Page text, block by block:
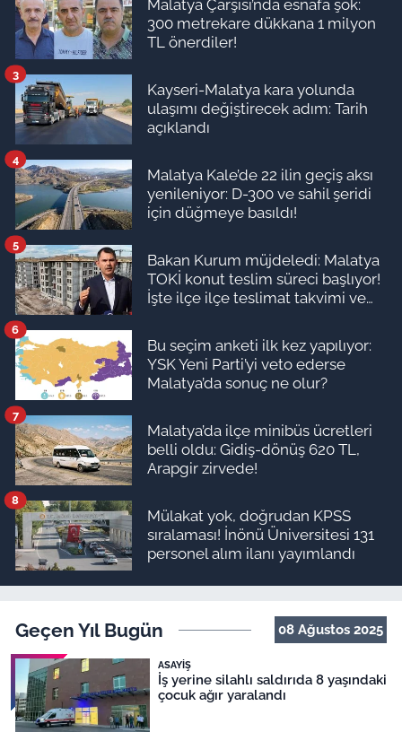
Malatya Çarşısı’nda esnafa şok:
300 metrekare dükkana 1 milyon
TL önerdiler!
Kayseri-Malatya kara yolunda
ulaşımı değiştirecek adım: Tarih
açıklandı
3
Malatya Kale’de 22 ilin geçiş aksı
yenileniyor: D-300 ve sahil şeridi
için düğmeye basıldı!
4
Bakan Kurum müjdeledi: Malatya
TOKİ konut teslim süreci başlıyor!
İşte ilçe ilçe teslimat takvimi ve
5
Bu seçim anketi ilk kez yapılıyor:
YSK Yeni Parti’yi veto ederse
Malatya’da sonuç ne olur?
6
Malatya’da ilçe minibüs ücretleri
belli oldu: Gidiş-dönüş 620 TL,
Arapgir zirvede!
7
Mülakat yok, doğrudan KPSS
sıralaması! İnönü Üniversitesi 131
personel alım ilanı yayımlandı
8
Geçen Yıl Bugün 08 Ağustos 2025
ASAYIŞ
İş yerine silahlı saldırıda 8 yaşındaki
çocuk ağır yaralandı